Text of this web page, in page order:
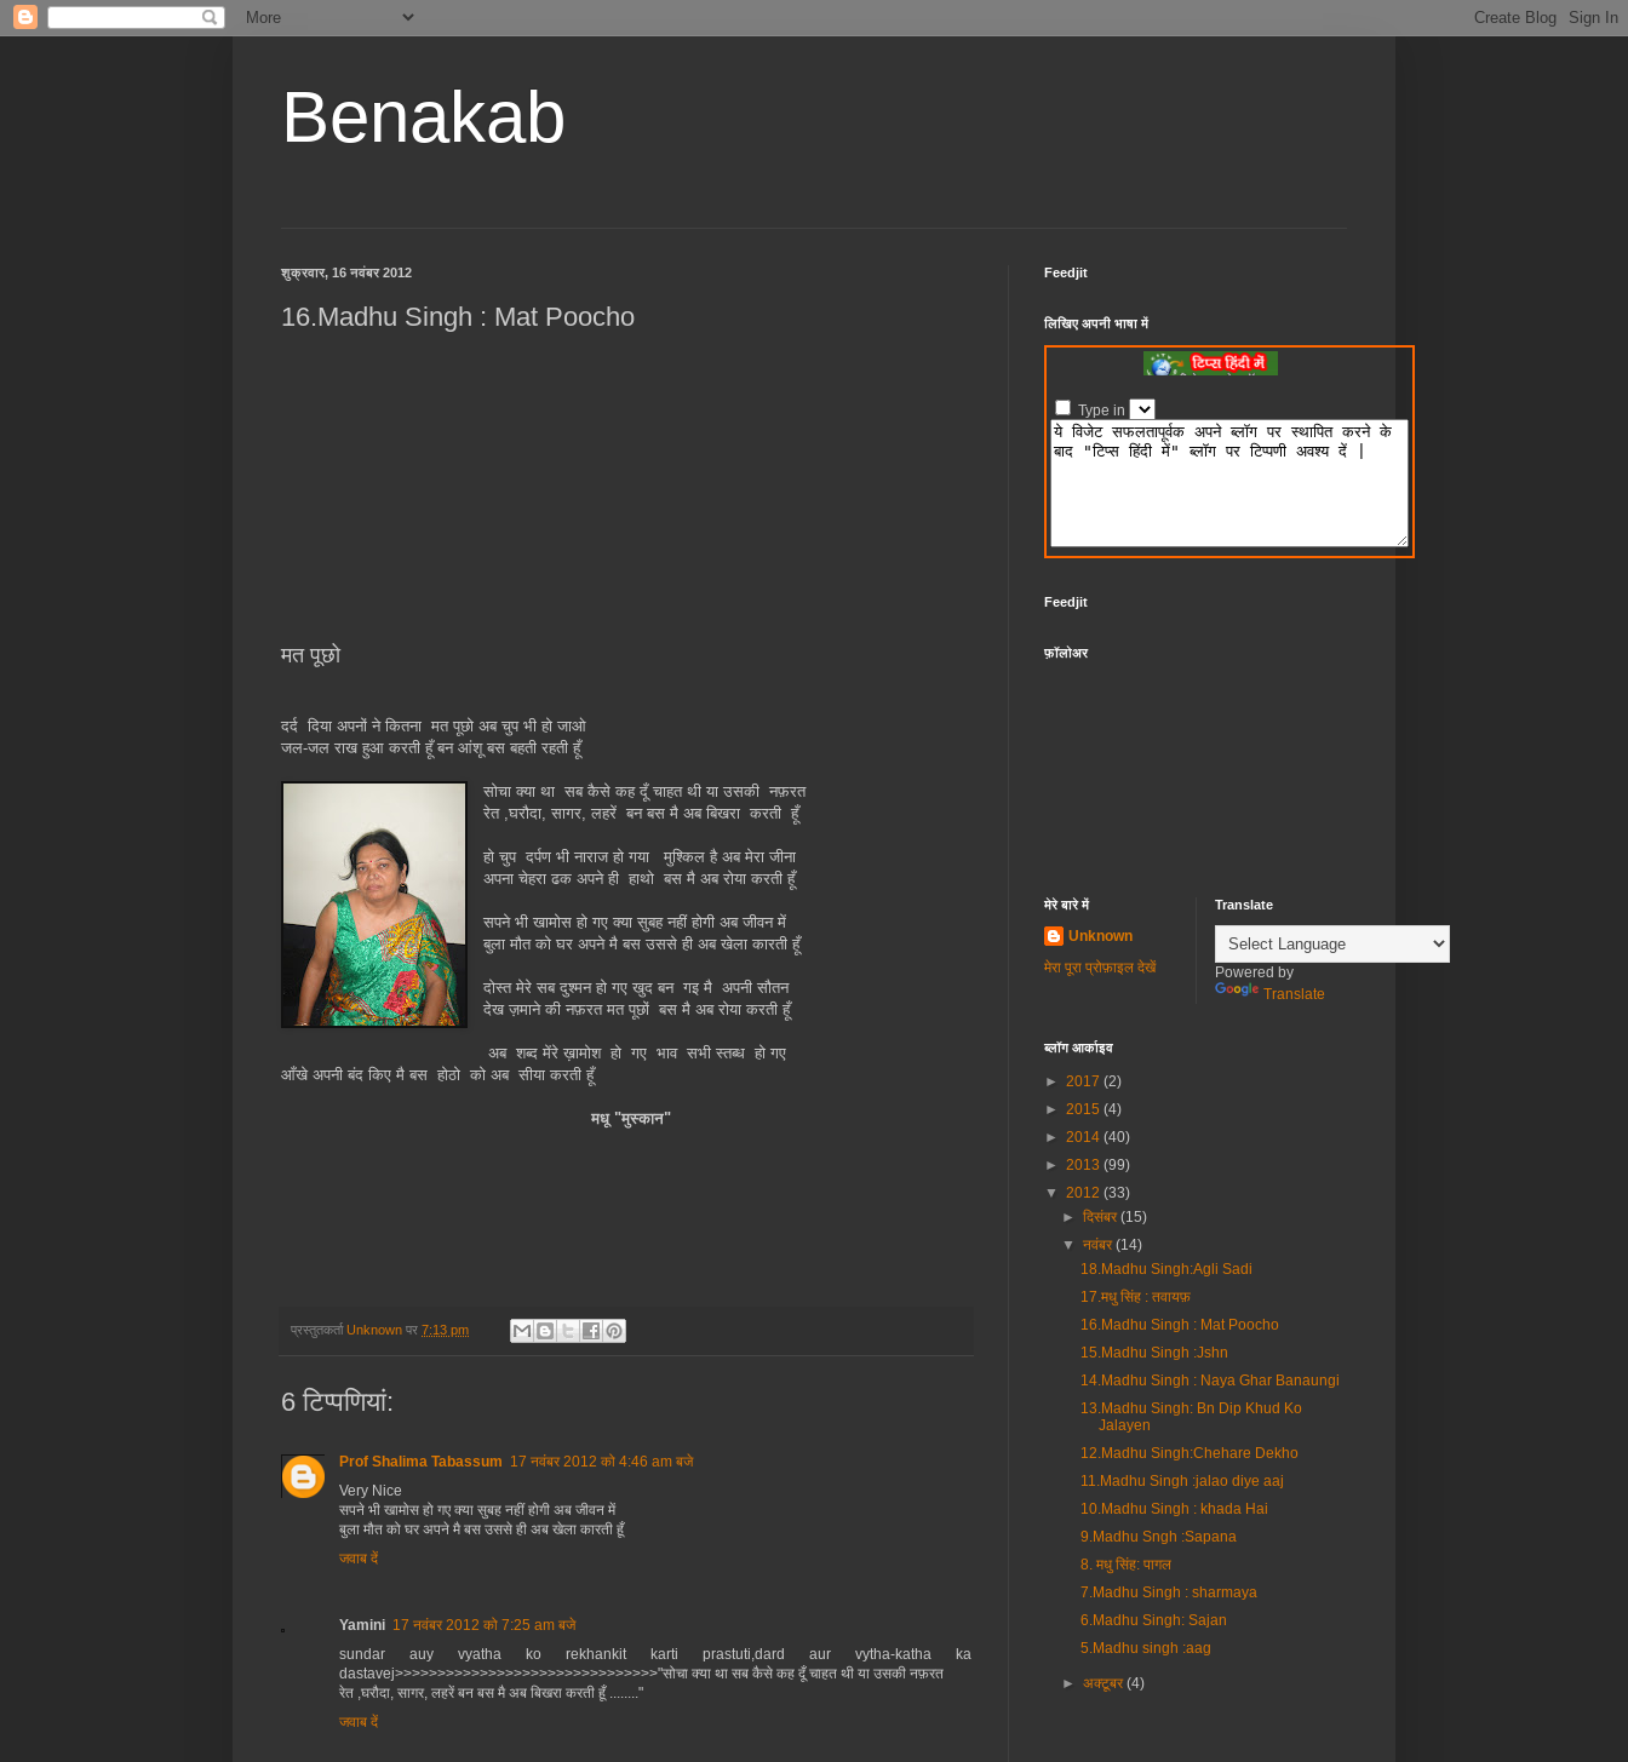
Benakab
शुक्रवार, 16 नवंबर 2012
16.Madhu Singh : Mat Poocho
मत पूछो
दर्द दिया अपनों ने कितना मत पूछो अब चुप भी हो जाओ
जल-जल राख हुआ करती हूँ बन आंशू बस बहती रहती हूँ
सोचा क्या था सब कैसे कह दूँ चाहत थी या उसकी नफ़रत
रेत ,घरौदा, सागर, लहरें बन बस मै अब बिखरा करती हूँ
हो चुप दर्पण भी नाराज हो गया मुश्किल है अब मेरा जीना
अपना चेहरा ढक अपने ही हाथो बस मै अब रोया करती हूँ
सपने भी खामोस हो गए क्या सुबह नहीं होगी अब जीवन में
बुला मौत को घर अपने मै बस उससे ही अब खेला कारती हूँ
दोस्त मेरे सब दुश्मन हो गए खुद बन गइ मै अपनी सौतन
देख ज़माने की नफ़रत मत पूछों बस मै अब रोया करती हूँ
अब शब्द मेंरे ख़ामोश हो गए भाव सभी स्तब्ध हो गए
आँखे अपनी बंद किए मै बस होठो को अब सीया करती हूँ
मधू "मुस्कान"
प्रस्तुतकर्ताUnknown पर 7:13 pm
6 टिप्‍पणियां:
Prof Shalima Tabassum 17 नवंबर 2012 को 4:46 am बजे
Very Nice
सपने भी खामोस हो गए क्या सुबह नहीं होगी अब जीवन में
बुला मौत को घर अपने मै बस उससे ही अब खेला कारती हूँ
जवाब दें
Yamini 17 नवंबर 2012 को 7:25 am बजे
sundar auy vyatha ko rekhankit karti prastuti,dard aur vytha-katha ka
dastavej>>>>>>>>>>>>>>>>>>>>>>>>>>>>>>>"सोचा क्या था सब कैसे कह दूँ चाहत थी या उसकी नफ़रत
रेत ,घरौदा, सागर, लहरें बन बस मै अब बिखरा करती हूँ ........"
जवाब दें
Feedjit
लिखिए अपनी भाषा में
Type in
Title :
Body
Feedjit
फ़ॉलोअर
मेरे बारे में
Unknown
मेरा पूरा प्रोफ़ाइल देखें
Translate
Powered by
Translate
ब्लॉग आर्काइव
► 2017 (2)
► 2015 (4)
► 2014 (40)
► 2013 (99)
▼ 2012 (33)
►दिसंबर(15)
▼नवंबर(14)
18.Madhu Singh:Agli Sadi
17.मधु सिंह : तवायफ़
16.Madhu Singh : Mat Poocho
15.Madhu Singh :Jshn
14.Madhu Singh : Naya Ghar Banaungi
13.Madhu Singh: Bn Dip Khud Ko
Jalayen
12.Madhu Singh:Chehare Dekho
11.Madhu Singh :jalao diye aaj
10.Madhu Singh : khada Hai
9.Madhu Sngh :Sapana
8. मधु सिंह: पागल
7.Madhu Singh : sharmaya
6.Madhu Singh: Sajan
5.Madhu singh :aag
►अक्टूबर(4)